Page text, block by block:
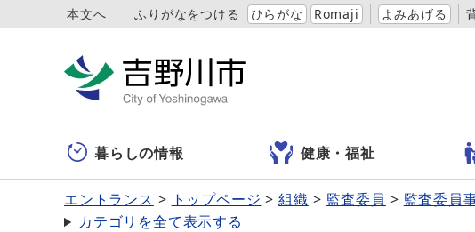
本文へ ふりがなをつける ひらがな Romaji よみあげる
暮らしの情報 健康・福祉
エントランス トップページ 組織 監査委員
監査委員
カテゴリを全て表示する